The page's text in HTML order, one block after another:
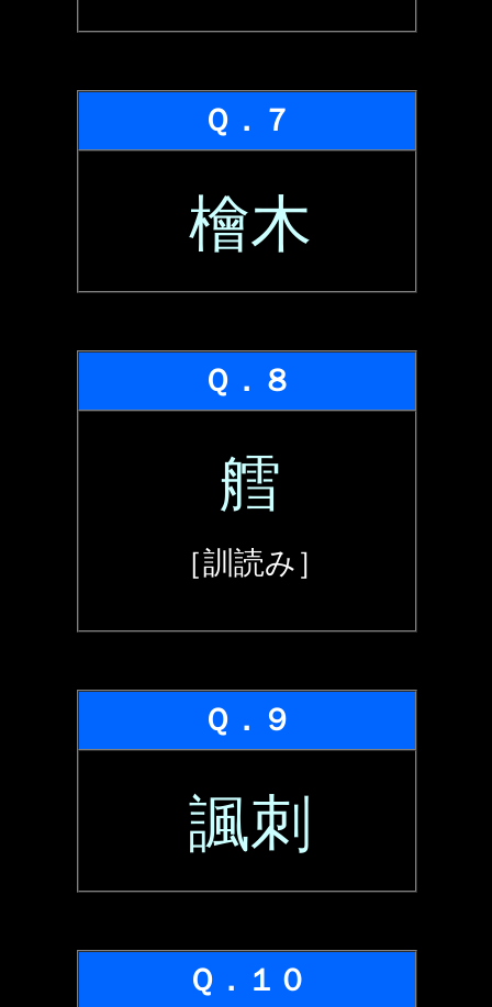
Ｑ．７
檜木
Ｑ．８
艝
［訓読み］
Ｑ．９
諷刺
Ｑ．１０